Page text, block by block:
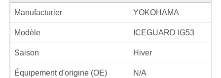
Manufacturier YOKOHAMA
Modèle ICEGUARD IG53
Saison Hiver
Équipement d'origine (OE) N/A